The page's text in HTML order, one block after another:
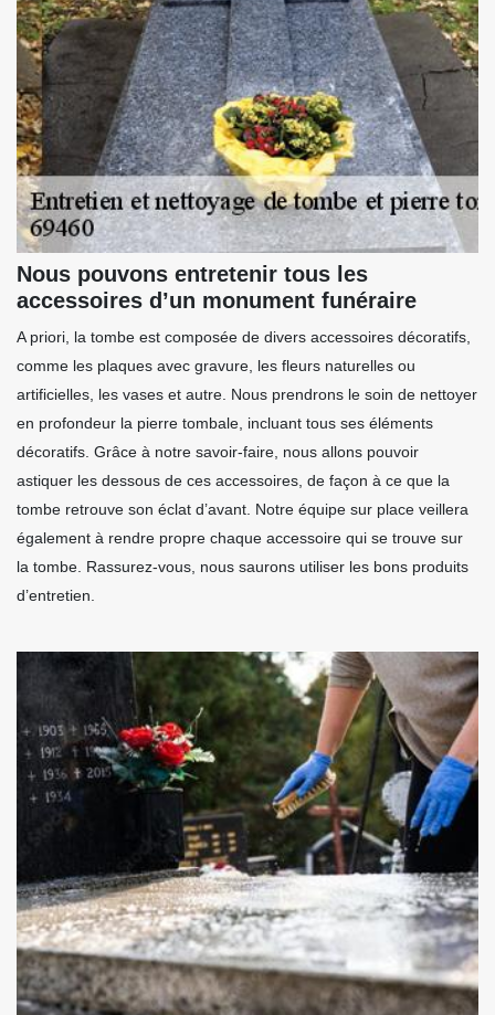
Nous pouvons entretenir tous les
accessoires d’un monument funéraire
A priori, la tombe est composée de divers accessoires décoratifs,
comme les plaques avec gravure, les fleurs naturelles ou
artificielles, les vases et autre. Nous prendrons le soin de nettoyer
en profondeur la pierre tombale, incluant tous ses éléments
décoratifs. Grâce à notre savoir-faire, nous allons pouvoir
astiquer les dessous de ces accessoires, de façon à ce que la
tombe retrouve son éclat d’avant. Notre équipe sur place veillera
également à rendre propre chaque accessoire qui se trouve sur
la tombe. Rassurez-vous, nous saurons utiliser les bons produits
d’entretien.